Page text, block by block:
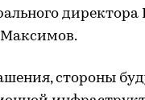
стороны